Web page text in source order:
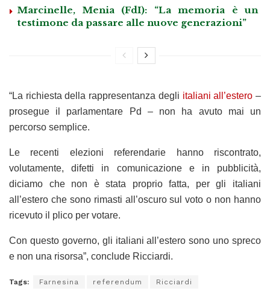
Marcinelle, Menia (FdI): “La memoria è un
testimone da passare alle nuove generazioni”
“La richiesta della rappresentanza degli italiani all’estero –
prosegue il parlamentare Pd – non ha avuto mai un
percorso semplice.
Le recenti elezioni referendarie hanno riscontrato,
volutamente, difetti in comunicazione e in pubblicità,
diciamo che non è stata proprio fatta, per gli italiani
all’estero che sono rimasti all’oscuro sul voto o non hanno
ricevuto il plico per votare.
Con questo governo, gli italiani all’estero sono uno spreco
e non una risorsa”, conclude Ricciardi.
Tags: Farnesina referendum Ricciardi